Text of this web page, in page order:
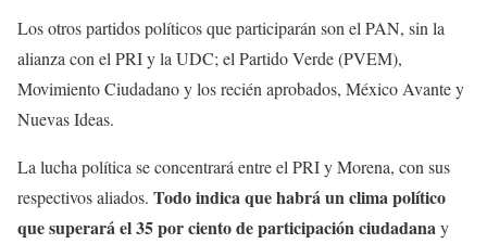
Los otros partidos políticos que participarán son el PAN, sin la
alianza con el PRI y la UDC; el Partido Verde (PVEM),
Movimiento Ciudadano y los recién aprobados, México Avante y
Nuevas Ideas.
La lucha política se concentrará entre el PRI y Morena, con sus
respectivos aliados. Todo indica que habrá un clima político
que superará el 35 por ciento de participación ciudadanay